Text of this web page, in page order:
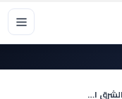
مسلسل الميراث السعودي افضل انتاج 2020في الشرق الاوسط